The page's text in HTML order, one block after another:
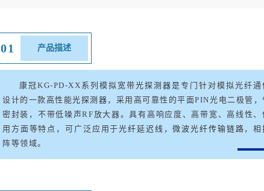
01 产品描述
康冠KG-PD-XX 系列模拟宽带光探测器是专门针对模拟光纤通
设计的一款高性能光探测器 ，采用高可靠性的平面PIN光电二极管，
密封装，不带低噪声RF放大器。具有高响应度、高带宽、高线性、
用方面等特点，可广泛应用于光纤延迟线 ，微波光纤传输链路 ，相
阵等领域。